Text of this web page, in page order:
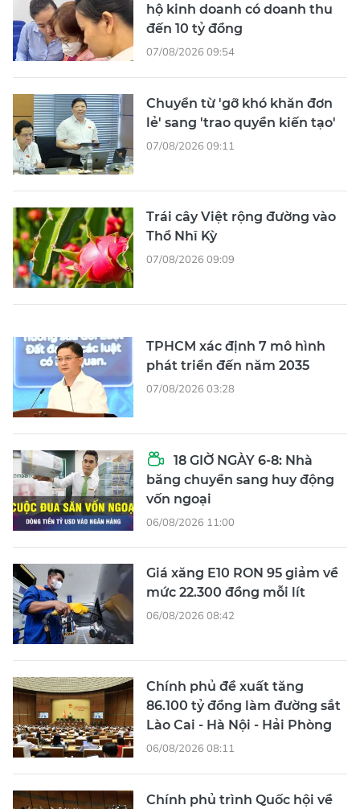
hộ kinh doanh có doanh thu
đến 10 tỷ đồng
07/08/2026 09:54
Chuyển từ 'gỡ khó khăn đơn
lẻ' sang 'trao quyền kiến tạo'
07/08/2026 09:11
Trái cây Việt rộng đường vào
Thổ Nhĩ Kỳ
07/08/2026 09:09
TPHCM xác định 7 mô hình
phát triển đến năm 2035
07/08/2026 03:28
18 GIỜ NGÀY 6-8: Nhà
băng chuyển sang huy động
vốn ngoại
06/08/2026 11:00
Giá xăng E10 RON 95 giảm về
mức 22.300 đồng mỗi lít
06/08/2026 08:42
Chính phủ đề xuất tăng
86.100 tỷ đồng làm đường sắt
Lào Cai - Hà Nội - Hải Phòng
06/08/2026 08:11
Chính phủ trình Quốc hội về